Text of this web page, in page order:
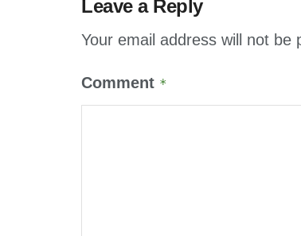
Leave a Reply
Your email address will not be
Comment *